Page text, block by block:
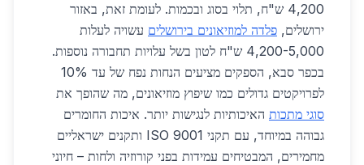
4,200 ש"ח, תלוי בסוג ובכמות. לעומת זאת, באזור
ירושלים, פלדה למוזיאונים בירושלים עשויה לעלות
4,200-5,000 ש"ח לטון בשל עלויות תחבורה נוספות.
בכפר סבא, הספקים מציעים הנחות נפח של עד 10%
לפרויקטים גדולים כמו שיפוץ מוזיאונים, מה שהופך את
סוגי מתכות האיכותיות לנגישות יותר. איכות החומרים
גבוהה במיוחד, עם תקני ISO 9001 ותקנים ישראליים
מחמירים, המבטיחים עמידות בפני קורוזיה ולחות – חיוני